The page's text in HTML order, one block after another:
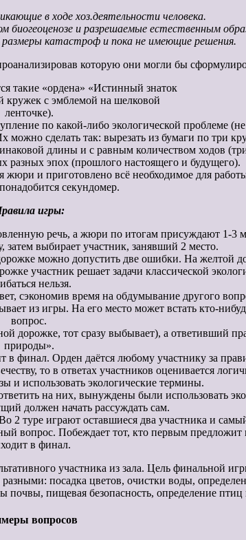
в ходе хоз.деятельности человека.
биогеоценозе и разрешаемые естественным
размеры катастроф и пока не имеющие решения.
которую они могли бы
такие «ордена» «Истинный знаток
кружек с эмблемой на шелковой
ленточке).
по какой-либо экологической проблеме
сделать так: вырезать из бумаги по три
длины и с равным количеством ходов
эпох (прошлого настоящего и будущего).
жюри и приготовлено всё необходимое для
секундомер.
игры:
речь, а жюри по итогам присуждают 1-
выбирает участник, занявший 2 место.
можно допустить две ошибки. На желтой
участник решает задачи классической
нельзя.
сэкономив время на обдумывание другого
из игры. На его место может встать кто-
вопрос.
дорожке, тот сразу выбывает), а ответивший
природы».
финал. Орден даётся любому участнику за
то в ответах участников оценивается
и использовать экологические термины.
на них, вынуждены были использовать
должен начать рассуждать сам.
туре играют оставшиеся два участника и
вопрос. Побеждает тот, кто первым
в финал.
участника из зала. Цель финальной
посадка цветов, очистки воды,
пищевая безопасность, определение
вопросов